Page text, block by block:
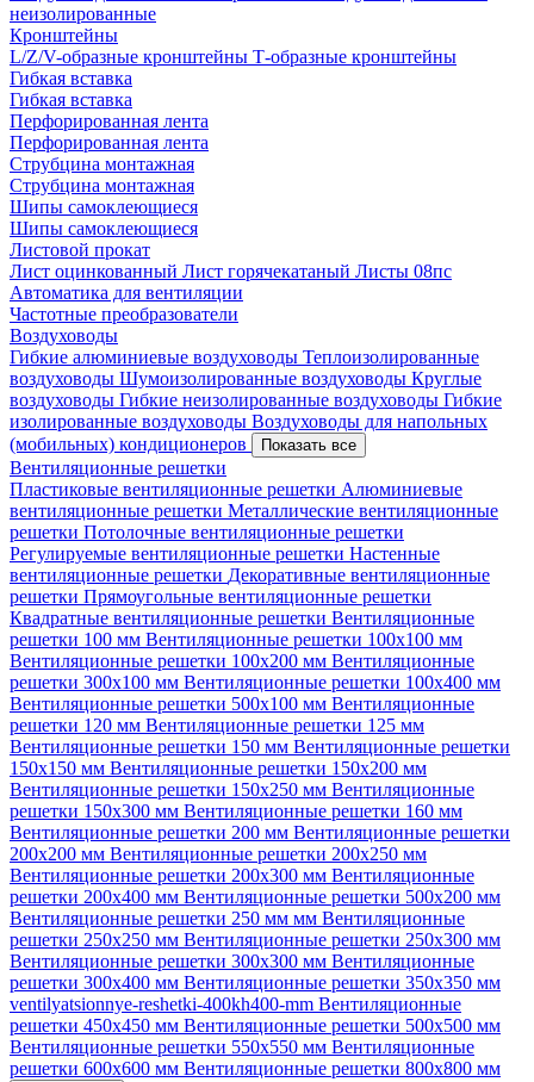
неизолированные
Кронштейны
L/Z/V-образные кронштейны Т-образные кронштейны
Гибкая вставка
Гибкая вставка
Перфорированная лента
Перфорированная лента
Струбцина монтажная
Струбцина монтажная
Шипы самоклеющиеся
Шипы самоклеющиеся
Листовой прокат
Лист оцинкованный Лист горячекатаный Листы 08пс
Автоматика для вентиляции
Частотные преобразователи
Воздуховоды
Гибкие алюминиевые воздуховоды Теплоизолированные
воздуховоды Шумоизолированные воздуховоды Круглые
воздуховоды Гибкие неизолированные воздуховоды Гибкие
изолированные воздуховоды Воздуховоды для напольных
(мобильных) кондиционеров
Показать все
Вентиляционные решетки
Пластиковые вентиляционные решетки Алюминиевые
вентиляционные решетки Металлические вентиляционные
решетки Потолочные вентиляционные решетки
Регулируемые вентиляционные решетки Настенные
вентиляционные решетки Декоративные вентиляционные
решетки Прямоугольные вентиляционные решетки
Квадратные вентиляционные решетки Вентиляционные
решетки 100 мм Вентиляционные решетки 100х100 мм
Вентиляционные решетки 100х200 мм Вентиляционные
решетки 300х100 мм Вентиляционные решетки 100х400 мм
Вентиляционные решетки 500х100 мм Вентиляционные
решетки 120 мм Вентиляционные решетки 125 мм
Вентиляционные решетки 150 мм Вентиляционные решетки
150х150 мм Вентиляционные решетки 150х200 мм
Вентиляционные решетки 150х250 мм Вентиляционные
решетки 150х300 мм Вентиляционные решетки 160 мм
Вентиляционные решетки 200 мм Вентиляционные решетки
200х200 мм Вентиляционные решетки 200х250 мм
Вентиляционные решетки 200х300 мм Вентиляционные
решетки 200х400 мм Вентиляционные решетки 500х200 мм
Вентиляционные решетки 250 мм мм Вентиляционные
решетки 250х250 мм Вентиляционные решетки 250х300 мм
Вентиляционные решетки 300х300 мм Вентиляционные
решетки 300х400 мм Вентиляционные решетки 350х350 мм
ventilyatsionnye-reshetki-400kh400-mm Вентиляционные
решетки 450х450 мм Вентиляционные решетки 500х500 мм
Вентиляционные решетки 550х550 мм Вентиляционные
решетки 600х600 мм Вентиляционные решетки 800х800 мм